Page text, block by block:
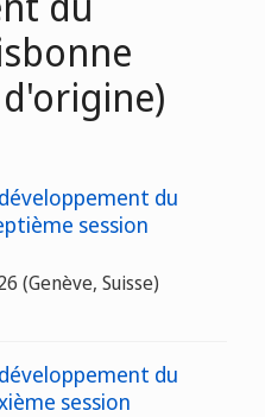
du
session
(Genève, Suisse)
du
session